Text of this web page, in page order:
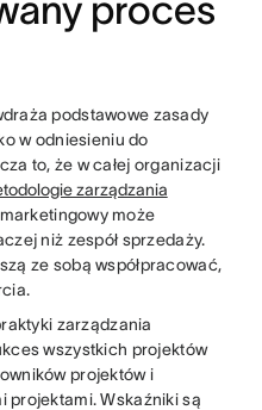
proces
podstawowe zasady
w odniesieniu do
to, że w całej organizacji
zarządzania
marketingowy może
niż zespół sprzedaży.
ze sobą współpracować,
zarządzania
wszystkich projektów
projektów i
projektami. Wskaźniki są